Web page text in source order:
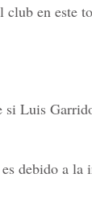
club en este
Luis
debido a la